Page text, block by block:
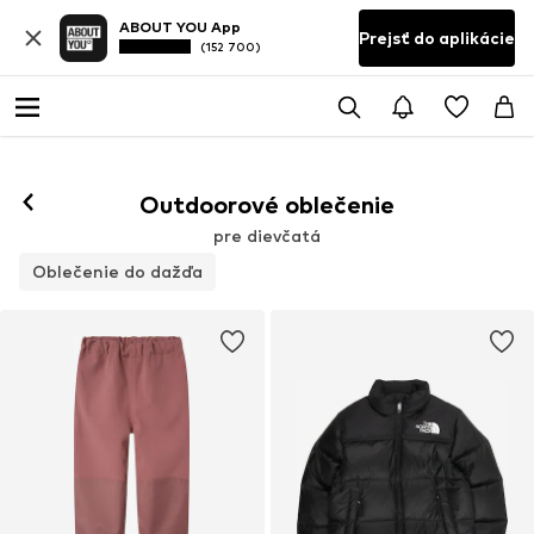
ABOUT YOU App
(152 700) Prejsť do aplikácie
Outdoorové oblečenie
pre dievčatá
Oblečenie do dažďa